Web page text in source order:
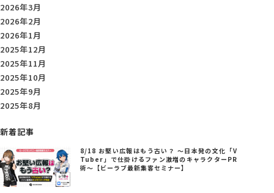
2026年3月
2026年2月
2026年1月
2025年12月
2025年11月
2025年10月
2025年9月
2025年8月
新着記事
8/18 お堅い広報はもう古い？ ～日本発の文化「V
Tuber」で仕掛けるファン激増のキャラクターPR
術～【ビーラブ最新集客セミナー】